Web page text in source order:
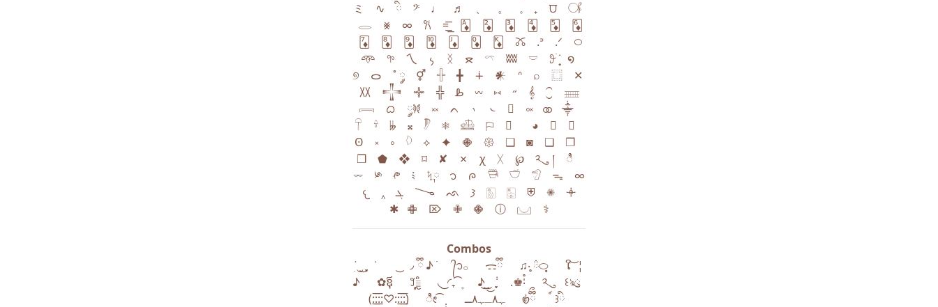
ミ ‎ ‎ ‎ ∿ ‎ ‎ ‎ ིྀ ‎ ‎ ‎ 𝄢 ‎ ‎ ‎ ♩ ‎ ‎ ‎ ♬ ‎ ‎ ‎ 、 ‎ ‎ ‎ 。 ‎ ‎ ‎ 𓈒 ‎ ‎ ‎ ₊ ‎ ‎ ‎ ⩌ ‎ ‎ ‎ 𓋜 ‎
‎ ‎ 𓂋 ‎ ‎ ‎ ⨳ ‎ ‎ ‎ ∞ ‎ ‎ ‎ 𐙚 ‎ ‎ ‎ =͟͟͞ ‎ ‎ ‎ 🃁 ‎ ‎ ‎ 🃂 ‎ ‎ ‎ 🃃 ‎ ‎ ‎ 🃄 ‎ ‎ ‎ 🃅 ‎ ‎ ‎ 🃆 ‎
‎ ‎ 🃇 ‎ ‎ ‎ 🃈 ‎ ‎ ‎ 🃉 ‎ ‎ ‎ 🃊 ‎ ‎ ‎ 🃋 ‎ ‎ ‎ 🃍 ‎ ‎ ‎ 🃎 ‎ ‎ ‎ 🜼 ‎ ‎ ‎ .ᐣ ‎ ‎ ‎ .ᐟ ‎ ‎ ‎ ࿀ ‎
‎ ‎ 𖥸 ‎ ‎ ‎ 𖧧 ‎ ‎ ‎ 乀 ‎ ‎ ‎ ᭨ ‎ ‎ ‎ ᛝ ‎ ‎ ‎ ᯖ ‎ ‎ ‎ 𓍼 ‎ ‎ ‎ ʬʬ ‎ ‎ ‎ 𓎠 ‎ ‎ ‎ 𖥨᩠ׄ݁ ‎ ‎ ‎ ໑ ‎ ‎ ‎
୭ ‎ ‎ ‎ ᯆ ‎ ‎ ‎ ˚ ༘ ‎ ‎ ‎ ⚥ ‎ ‎ ‎ 𓏶 ‎ ‎ ‎ ╋ ‎ ‎ ‎ ∔ ‎ ‎ ‎ 𒀭 ‎ ‎ ‎ ᐢ ‎ ‎ ‎ ⌕ ‎ ‎ ‎ ⿴ ‎ ‎ ‎ ✕ ‎
‎ ‎ 〷 ‎ ‎ ‎ 𒋲 ‎ ‎ ‎ 𖥟 ‎ ‎ ‎ ╬ ‎ ‎ ‎ 𐴑 ‎ ‎ ‎ 𖥦 ‎ ‎ ‎ ⑅ ‎ ‎ ‎ ˶ ‎ ‎ ‎ 𝄞 ‎ ‎ ‎ ⁐ ‎ ‎ ‎ 𓈈 ‎ ‎
‎ 𓇯 ‎ ‎ ‎ ᜊ ‎ ‎ ‎ 𐦍༘ ‎ ‎ ‎ ༞ ‎ ‎ ‎ ᨈ ‎ ‎ ‎ ᭤ ‎ ‎ ‎ ᭥ ‎ ‎ ‎ ⃠ ‎ ‎ ‎ ༟ ‎ ‎ ‎ ⚭ ‎ ‎ ‎ ⸎ ‎ ‎ ‎
𓋼 ‎ ‎ ‎ 𓍊 ‎ ‎ ‎ 𝄫 ‎ ‎ ‎ 𝄪 ‎ ‎ ‎ 𓏢 ‎ ‎ ‎ ❅ ‎ ‎ ‎ 𓊝 ‎ ‎ ‎ ⚐ ‎ ‎ ‎  ‎ ‎ ‎ ‎ ‎ ‎ ◕ ‎ ‎ ‎ ◎ ‎ ‎ ‎ ◉ ‎ ‎ ‎
Ꙩ ‎ ‎ ‎ ༝ ‎ ‎ ‎ ༚ ‎ ‎ ‎ 𓆠 ‎ ‎ ‎ ⟡ ‎ ‎ ‎ ✦ ‎ ‎ ‎ 𖠁 ‎ ‎ ‎ 𑁍 ‎ ‎ ‎ ❑ ‎ ‎ ‎ ◙ ‎ ‎ ‎ ❏ ‎ ‎ ‎ ❐ ‎ ‎ ‎
❒ ‎ ‎ ‎ ⬟ ‎ ‎ ‎ ❖ ‎ ‎ ‎ ⌑ ‎ ‎ ‎ ✘ ‎ ‎ ‎ ✗ ‎ ‎ ‎ ꭓ ‎ ‎ ‎ ᚷ ‎ ‎ ‎ ℘ ‎ ‎ ‎ ༢ུ ‎ ‎ ‎ ། ‎ ‎ ‎ ಿ ‎ ‎ ‎
𓌔 ‎ ‎ ‎ ༯ ‎ ‎ ‎ ༲ ‎ ‎ ‎ ༴ ‎ ‎ ‎ ᛪ༙ ‎ ‎ ‎ ᭡ ‎ ‎ ‎ ᰍ ‎ ‎ ‎ 𓇥 ‎ ‎ ‎ 𓎩 ‎ ‎ ‎ 𓅿 ‎ ‎ ‎ ᯓ ‎ ‎ ‎ ∞
‎ ‎ ‎ 𐔌 ‎ ‎ ‎ ‸ ‎ ‎ ‎ ܓ ‎ ‎ ‎ 𐃆 ‎ ‎ ‎ ᨒ ‎ ‎ ‎ 𐦯 ‎ ‎ ‎ 🀢 ‎ ‎ ‎ 🀣 ‎ ‎ ‎ ⛨ ‎ ‎ ‎ ✺ ‎ ‎ ‎ 𖥠 ‎ ‎ ‎
✱‎ ‎ ‎ 𖢒 ‎ ‎ ‎ ⌦ ‎ ‎ ‎ ✙ ‎ ‎ ‎ 𖠁 ‎ ‎ ‎ ⓘ ‎ ‎ ‎ 𓈋 ‎ ‎ ‎ ⚕︎
Combos
ׅ˙‿ ͜ ֪֪֪ ݁ ‎ ‎ ‎ ‎ ‎ ͜ ◞ ྀི ♪ ࣪ ‎ ‎ ‎ ‎ ‎ ᭄᭡𓂂 ‎ ‎ ‎ ‎ ‎ ᯃྀི ‎ ‎ ‎ ‎ ‎ ♫‧̥ ᰯ⬭͙̩̩̥ ‎ ‎ ‎ ‎ ‎ ໃ ͝ ¦
♪ ‎ ‎ ‎ ‎ ‎ ✿ឪុ ‎ ‎ ‎ ‎ ‎ ꒸𓐇ᩧຼ ‎ ‎ ‎ ‎ ‎ ◟ ͜ ◜₊ ͡ ۪ ‎ ‎ ‎ ‎ ‎ ♪ ͜ ͜͜ ݃ ֪֪֪‎ ‎ ‎ ‎ ‎ .♚‧̍̊ ‎ ‎ ‎ ‎ ‎ ༢ུ ‎ ‎ ‎ ‎ ‎ ꒰ঌུ ‎ ‎
‎ ‎ ‎ (:̲̅:̲̅:̲̅:♡::̲̅:̲̅:̲̅) ‎ ‎ ‎ ‎ ‎ ೀ ͡ ݂ ࣭ ࣭ ‎ ‎ ‎ ‎ ‎ ﮩ٨ـﮩ٨ــ ‎ ‎ ‎ ‎ ‎ 𑣿ྀིྀ ‎ ‎ ‎ ‎ ‎ ์ ꒱ི ‎ ‎ ‎ ‎ ‎